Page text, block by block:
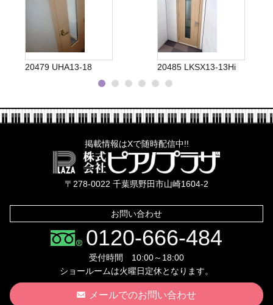
20479 UHA13-18 20485 LKSX13-13Hi
掲載情報はXで随時配信中!!
〒278-0022 千葉県野田市山崎1604-2
お問い合わせ
0120-666-484
受付時間 10:00～18:00
ショールームは火曜日定休となります。
メールでのお問い合わせ